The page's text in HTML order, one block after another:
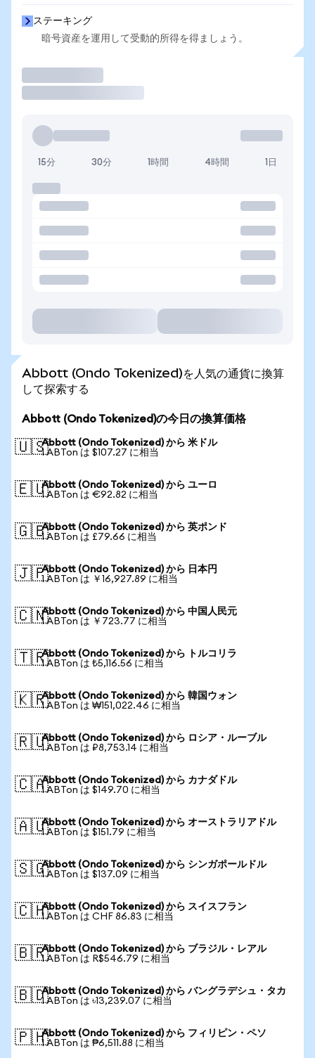
ステーキング
暗号資産を運用して受動的所得を得ましょう。
15分 30分 1時間 4時間 1日
Abbott (Ondo Tokenized)を人気の通貨に換算
して探索する
Abbott (Ondo Tokenized)の今日の換算価格
🇺🇸Abbott (Ondo Tokenized) から 米ドル
1 ABTon は $107.27 に相当
🇪🇺Abbott (Ondo Tokenized) から ユーロ
1 ABTon は €92.82 に相当
🇬🇧Abbott (Ondo Tokenized) から 英ポンド
1 ABTon は £79.66 に相当
🇯🇵Abbott (Ondo Tokenized) から 日本円
1 ABTon は ￥16,927.89 に相当
🇨🇳Abbott (Ondo Tokenized) から 中国人民元
1 ABTon は ￥723.77 に相当
🇹🇷Abbott (Ondo Tokenized) から トルコリラ
1 ABTon は ₺5,116.56 に相当
🇰🇷Abbott (Ondo Tokenized) から 韓国ウォン
1 ABTon は ₩151,022.46 に相当
🇷🇺Abbott (Ondo Tokenized) から ロシア・ルーブル
1 ABTon は ₽8,753.14 に相当
🇨🇦Abbott (Ondo Tokenized) から カナダドル
1 ABTon は $149.70 に相当
🇦🇺Abbott (Ondo Tokenized) から オーストラリアドル
1 ABTon は $151.79 に相当
🇸🇬Abbott (Ondo Tokenized) から シンガポールドル
1 ABTon は $137.09 に相当
🇨🇭Abbott (Ondo Tokenized) から スイスフラン
1 ABTon は CHF 86.83 に相当
🇧🇷Abbott (Ondo Tokenized) から ブラジル・レアル
1 ABTon は R$546.79 に相当
🇧🇩Abbott (Ondo Tokenized) から バングラデシュ・タカ
1 ABTon は ৳13,239.07 に相当
🇵🇭Abbott (Ondo Tokenized) から フィリピン・ペソ
1 ABTon は ₱6,511.88 に相当